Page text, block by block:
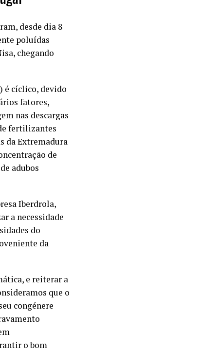
desde dia 8
poluídas
chegando
é cíclico, devido
fatores,
nas descargas
fertilizantes
da Extremadura
de
adubos
Iberdrola,
a necessidade
do
da
e reiterar a
que o
congénere
o bom